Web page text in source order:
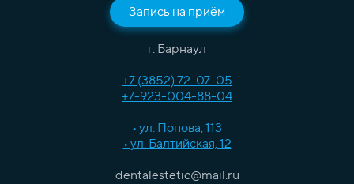
Запись на приём
г. Барнаул
+7 (3852) 72-07-05
+7-923-004-88-04
• ул. Попова, 113
• ул. Балтийская, 12
dentalestetic@mail.ru